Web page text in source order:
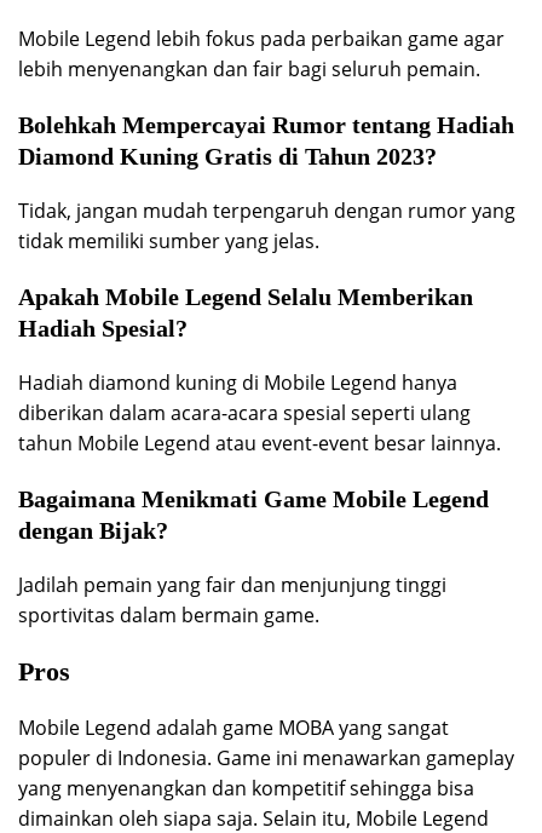
Mobile Legend lebih fokus pada perbaikan game agar
lebih menyenangkan dan fair bagi seluruh pemain.
Bolehkah Mempercayai Rumor tentang Hadiah
Diamond Kuning Gratis di Tahun 2023?
Tidak, jangan mudah terpengaruh dengan rumor yang
tidak memiliki sumber yang jelas.
Apakah Mobile Legend Selalu Memberikan
Hadiah Spesial?
Hadiah diamond kuning di Mobile Legend hanya
diberikan dalam acara-acara spesial seperti ulang
tahun Mobile Legend atau event-event besar lainnya.
Bagaimana Menikmati Game Mobile Legend
dengan Bijak?
Jadilah pemain yang fair dan menjunjung tinggi
sportivitas dalam bermain game.
Pros
Mobile Legend adalah game MOBA yang sangat
populer di Indonesia. Game ini menawarkan gameplay
yang menyenangkan dan kompetitif sehingga bisa
dimainkan oleh siapa saja. Selain itu, Mobile Legend